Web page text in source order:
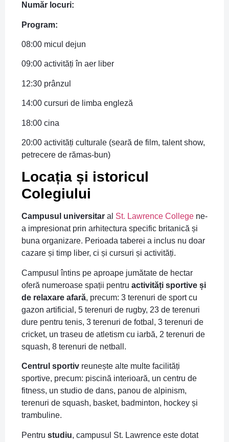
Număr locuri:
Program:
08:00 micul dejun
09:00 activități în aer liber
12:30 prânzul
14:00 cursuri de limba engleză
18:00 cina
20:00 activități culturale (seară de film, talent show,
petrecere de rămas-bun)
Locația și istoricul
Colegiului
Campusul universitar al St. Lawrence College ne-
a impresionat prin arhitectura specific britanică și
buna organizare. Perioada taberei a inclus nu doar
cazare și timp liber, ci și cursuri și activități.
Campusul întins pe aproape jumătate de hectar
oferă numeroase spații pentru activități sportive și
de relaxare afară, precum: 3 terenuri de sport cu
gazon artificial, 5 terenuri de rugby, 23 de terenuri
dure pentru tenis, 3 terenuri de fotbal, 3 terenuri de
cricket, un traseu de atletism cu iarbă, 2 terenuri de
squash, 8 terenuri de netball.
Centrul sportiv reunește alte multe facilități
sportive, precum: piscină interioară, un centru de
fitness, un studio de dans, panou de alpinism,
terenuri de squash, basket, badminton, hockey și
trambuline.
Pentru studiu, campusul St. Lawrence este dotat